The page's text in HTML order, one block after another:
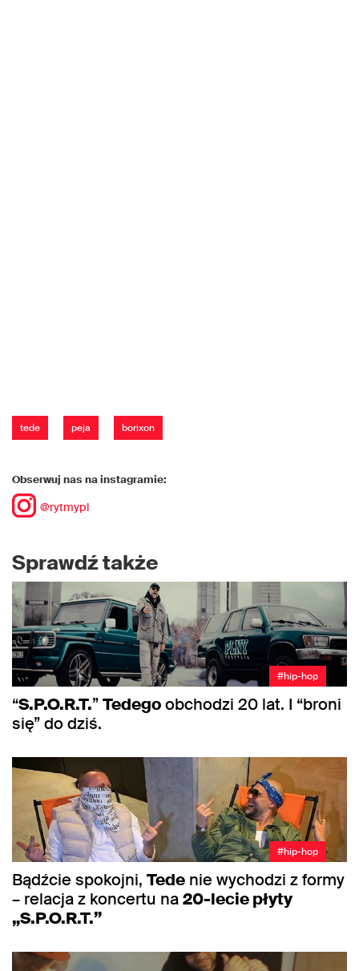
tede peja borixon
Obserwuj nas na instagramie:
@rytmypl
Sprawdź także
#hip-hop
“S.P.O.R.T.”Tedegoobchodzi 20 lat. I “broni
się” do dziś.
#hip-hop
Bądźcie spokojni, Tede nie wychodzi z formy
– relacja z koncertu na20-lecie płyty
„S.P.O.R.T.”